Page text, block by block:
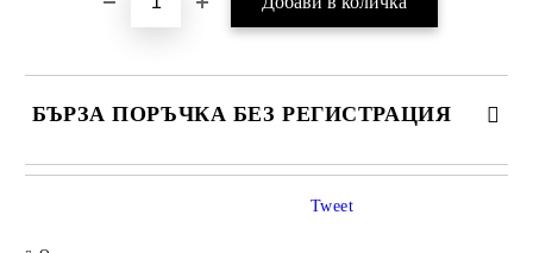
БЪРЗА ПОРЪЧКА БЕЗ РЕГИСТРАЦИЯ
Tweet